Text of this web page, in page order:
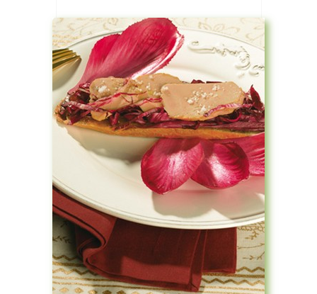
Voir la recette